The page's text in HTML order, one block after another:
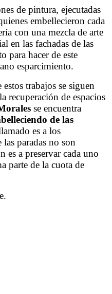
de pintura, ejecutadas
embellecieron cada
con una mezcla de arte
en las fachadas de las
para hacer de este
esparcimiento.
trabajos se siguen
recuperación de espacios
se encuentra
de las
es a los
paradas no son
es a preservar cada uno
parte de la cuota de